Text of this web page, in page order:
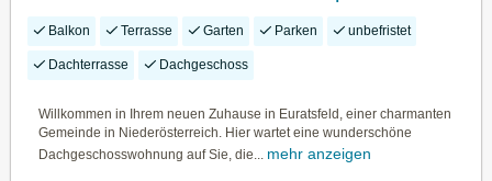
Balkon Terrasse Garten Parken unbefristet
Dachterrasse Dachgeschoss
Willkommen in Ihrem neuen Zuhause in Euratsfeld, einer charmanten
Gemeinde in Niederösterreich. Hier wartet eine wunderschöne
Dachgeschosswohnung auf Sie, die... mehr anzeigen